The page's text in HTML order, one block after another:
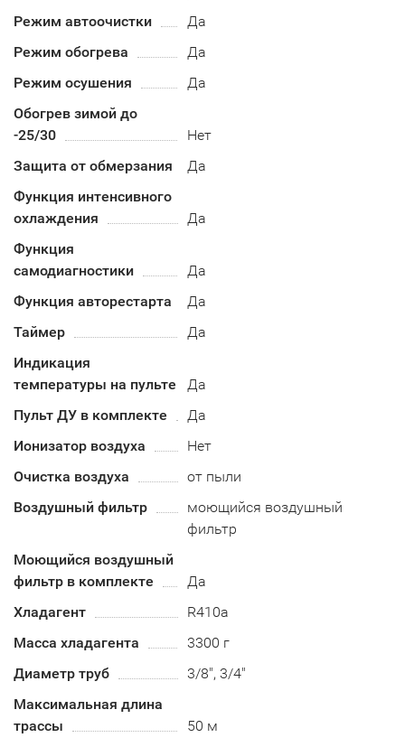
Режим автоочистки
Да
Режим обогрева
Да
Режим осушения
Да
Обогрев зимой до
-25/30
Нет
Защита от обмерзания
Да
Функция интенсивного
охлаждения
Да
Функция
самодиагностики
Да
Функция авторестарта
Да
Таймер
Да
Индикация
температуры на пульте
Да
Пульт ДУ в комплекте
Да
Ионизатор воздуха
Нет
Очистка воздуха
от пыли
Воздушный фильтр
моющийся воздушный
фильтр
Моющийся воздушный
фильтр в комплекте
Да
Хладагент
R410a
Масса хладагента
3300 г
Диаметр труб
3/8", 3/4"
Максимальная длина
трассы
50 м